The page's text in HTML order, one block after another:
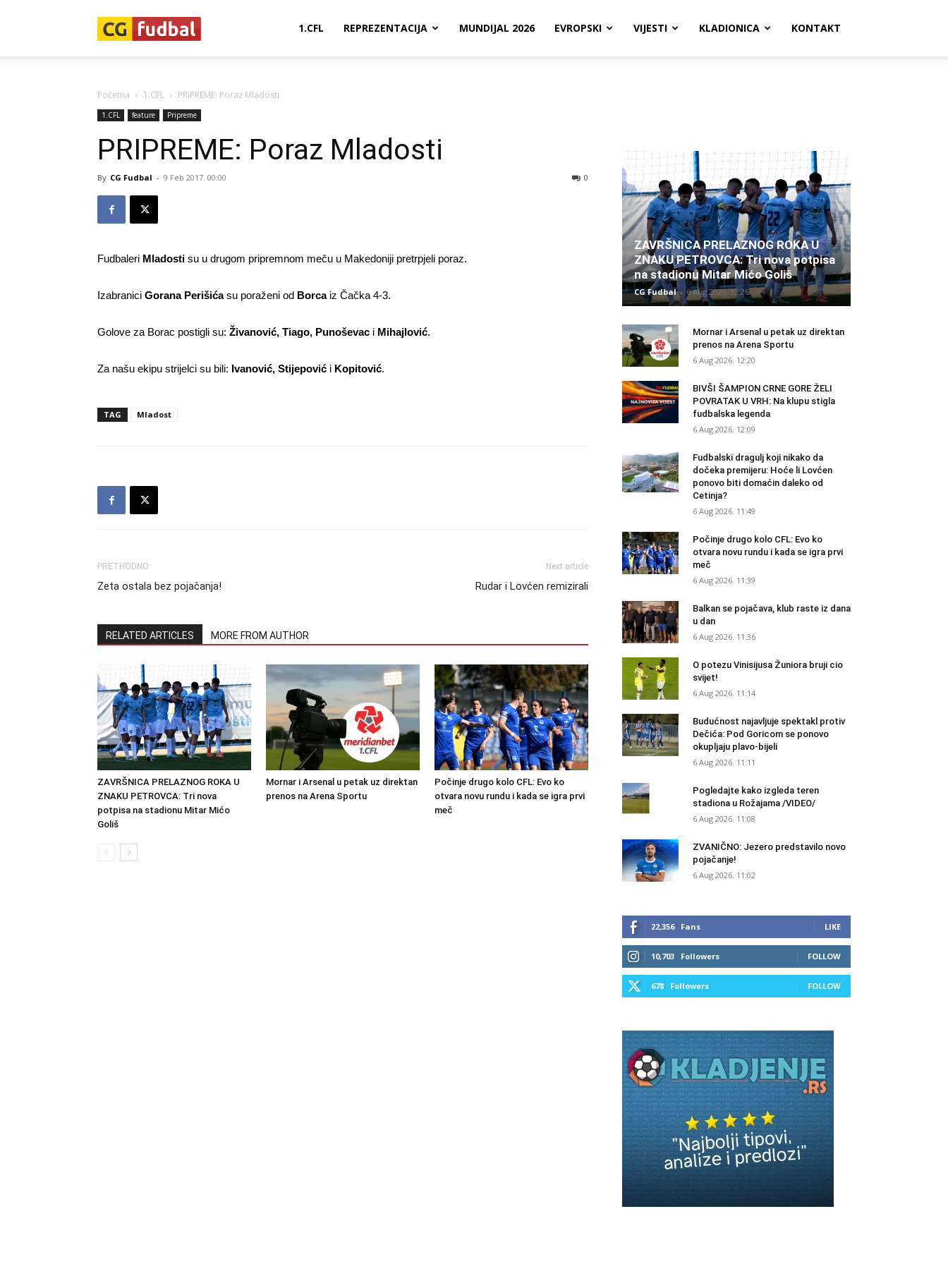
1.CFL REPREZENTACIJA MUNDIJAL 2026 EVROPSKI VIJESTI KLADIONICA KONTAKT
Početna 1.CFL PRIPREME: Poraz Mladosti
1.CFL feature Pripreme
PRIPREME: Poraz Mladosti
By CG Fudbal - 9 Feb 2017. 00:00 0
Fudbaleri Mladosti su u drugom pripremnom meču u Makedoniji pretrpjeli poraz.
Izabranici Gorana Perišićasu poraženi od Borcaiz Čačka 4-3.
Golove za Borac postigli su: Živanović, Tiago, Punoševac i Mihajlović.
Za našu ekipu strijelci su bili: Ivanović, Stijepović i Kopitović.
TAG Mladost
PRETHODNO
Zeta ostala bez pojačanja!
Next article
Rudar i Lovćen remizirali
RELATED ARTICLES MORE FROM AUTHOR
ZAVRŠNICA PRELAZNOG ROKA U
ZNAKU PETROVCA: Tri nova
potpisa na stadionu Mitar Mićo
Goliš
Mornar i Arsenal u petak uz direktan
prenos na Arena Sportu
Počinje drugo kolo CFL: Evo ko
otvara novu rundu i kada se igra prvi
meč
ZAVRŠNICA PRELAZNOG ROKA U
ZNAKU PETROVCA: Tri nova potpisa
na stadionu Mitar Mićo Goliš
CG Fudbal - 6 Aug 2026. 12:26
Mornar i Arsenal u petak uz direktan
prenos na Arena Sportu
6 Aug 2026. 12:20
BIVŠI ŠAMPION CRNE GORE ŽELI
POVRATAK U VRH: Na klupu stigla
fudbalska legenda
6 Aug 2026. 12:09
Fudbalski dragulj koji nikako da
dočeka premijeru: Hoće li Lovćen
ponovo biti domaćin daleko od
Cetinja?
6 Aug 2026. 11:49
Počinje drugo kolo CFL: Evo ko
otvara novu rundu i kada se igra prvi
meč
6 Aug 2026. 11:39
Balkan se pojačava, klub raste iz dana
u dan
6 Aug 2026. 11:36
O potezu Vinisijusa Žuniora bruji cio
svijet!
6 Aug 2026. 11:14
Budućnost najavljuje spektakl protiv
Dečića: Pod Goricom se ponovo
okupljaju plavo-bijeli
6 Aug 2026. 11:11
Pogledajte kako izgleda teren
stadiona u Rožajama /VIDEO/
6 Aug 2026. 11:08
ZVANIČNO: Jezero predstavilo novo
pojačanje!
6 Aug 2026. 11:02
22,356 Fans LIKE
10,703 Followers FOLLOW
678 Followers FOLLOW